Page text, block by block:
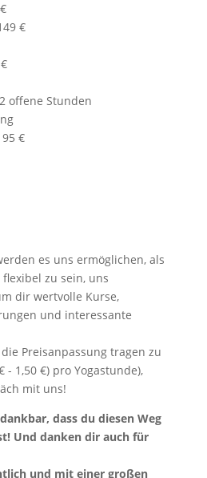
€
offene Stunden
€
es uns ermöglichen, als
zu sein, uns
dir wertvolle Kurse,
und interessante
Preisanpassung tragen zu
- 1,50 €) pro Yogastunde),
mit uns!
dass du diesen Weg
Und danken dir auch für
und mit einer großen